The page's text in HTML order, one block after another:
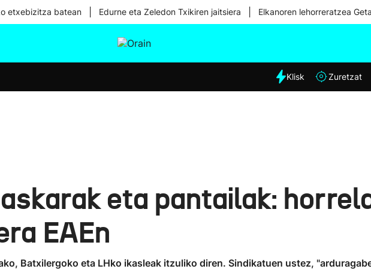
etxebizitza batean Edurne eta Zeledon Txikiren jaitsiera Elkanoren lehorreratzea
Eguraldia
Klisk Zuretzat
eta pantailak:
EAEn
Batxilergoko eta LHko ikasleak itzuliko diren. Sindikatuen ustez,